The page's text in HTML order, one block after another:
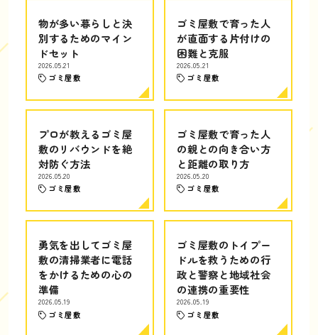
物が多い暮らしと決
別するためのマイン
ドセット
2026.05.21
ゴミ屋敷
ゴミ屋敷で育った人
が直面する片付けの
困難と克服
2026.05.21
ゴミ屋敷
プロが教えるゴミ屋
敷のリバウンドを絶
対防ぐ方法
2026.05.20
ゴミ屋敷
ゴミ屋敷で育った人
の親との向き合い方
と距離の取り方
2026.05.20
ゴミ屋敷
勇気を出してゴミ屋
敷の清掃業者に電話
をかけるための心の
準備
2026.05.19
ゴミ屋敷
ゴミ屋敷のトイプー
ドルを救うための行
政と警察と地域社会
の連携の重要性
2026.05.19
ゴミ屋敷